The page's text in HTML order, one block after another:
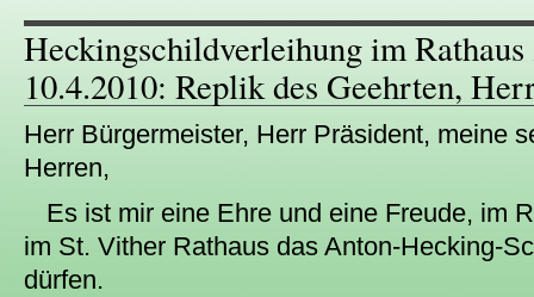
Heckingschildverleihung im
10.4.2010: Replik des Geehrten,
Herr Bürgermeister, Herr Präsident, meine
Herren,
Es ist mir eine Ehre und eine Freude, im
im St. Vither Rathaus das Anton-Hecking-
dürfen.